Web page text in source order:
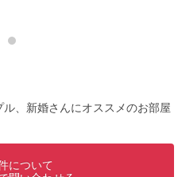
、新婚さんにオススメのお部屋
について